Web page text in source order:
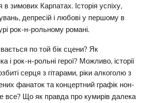
в зимових Карпатах. Історія успіху,
депресій і любові у першому в
рок-н-рольному романі.
по той бік сцени? Як
і рок-н-рольні герої? Можливо, історії
серця з гітарами, ріки алкоголю з
фанаток та концертний графік нон-
все? Що як правда про кумирів далека